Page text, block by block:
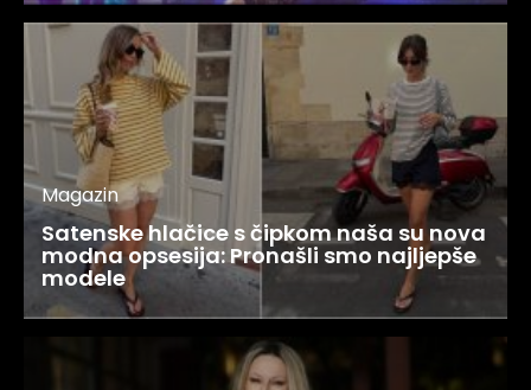
Magazin
Satenske hlačice s čipkom naša su nova
modna opsesija: Pronašli smo najljepše
modele